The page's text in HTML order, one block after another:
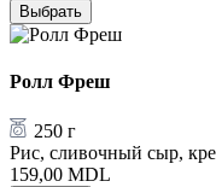
Выбрать
Ролл Фреш
250 г
Рис, сливочный сыр,
159,00 MDL